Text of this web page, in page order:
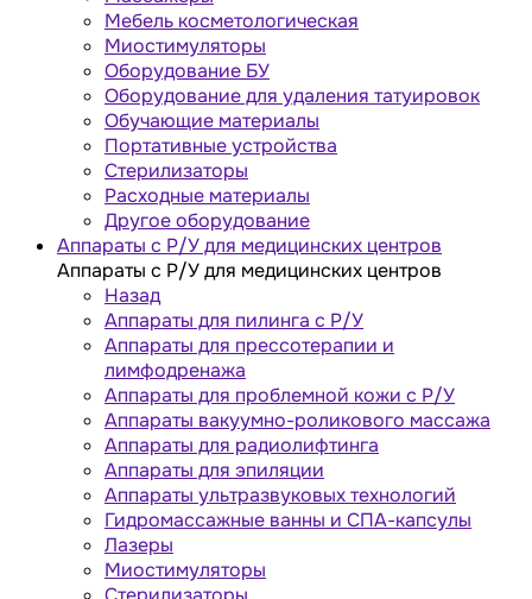
Мебель косметологическая
Миостимуляторы
Оборудование БУ
Оборудование для удаления татуировок
Обучающие материалы
Портативные устройства
Стерилизаторы
Расходные материалы
Другое оборудование
Аппараты с Р/У для медицинских центров
Аппараты с Р/У для медицинских центров
Назад
Аппараты для пилинга с Р/У
Аппараты для прессотерапии и
лимфодренажа
Аппараты для проблемной кожи с Р/У
Аппараты вакуумно-роликового массажа
Аппараты для радиолифтинга
Аппараты для эпиляции
Аппараты ультразвуковых технологий
Гидромассажные ванны и СПА-капсулы
Лазеры
Миостимуляторы